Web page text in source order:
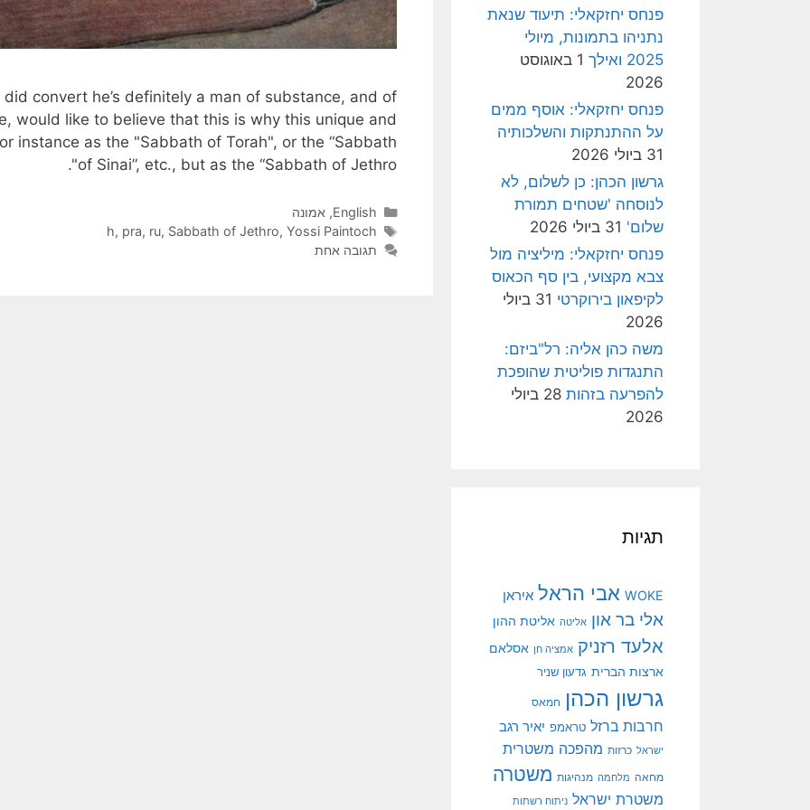
convert he’s definitely a man of substance, and of
would like to believe that this is why this unique and
instance as the "Sabbath of Torah", or the “Sabbath
of Sinai”, etc., but as the “Sabbath of Jethro".
קטגוריות
English
, אמונה
תגיות
h, pra, ru, Sabbath of Jethro,Yossi Paintoch
תגובה אחת
פנחס יחזקאלי: תיעוד שנאת
נתניהו בתמונות, מיולי
2025 ואילך
1 באוגוסט
2026
פנחס יחזקאלי: אוסף ממים
על ההתנתקות והשלכותיה
31 ביולי 2026
גרשון הכהן: כן לשלום, לא
לנוסחה 'שטחים תמורת
שלום' 31 ביולי 2026
פנחס יחזקאלי: מיליציה מול
צבא מקצועי, בין סף הכאוס
לקיפאון בירוקרטי
31 ביולי
2026
משה כהן אליה: רל"ביזם:
התנגדות פוליטית שהופכת
להפרעה בזהות
28 ביולי
2026
תגיות
WOKE אבי הראל איראן
אלי בר און אליטה אליטת ההון
אלעד רזניק אמציה חן אסלאם
ארצות הברית גדעון שניר
גרשון הכהן חמאס
חרבות ברזל טראמפ יאיר רגב
ישראל כרזות מהפכה משטרית
מחאה מלחמה מנהיגות משטרה
משטרת ישראל ניתוח רשתות